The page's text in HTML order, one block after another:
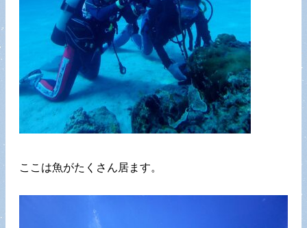
ここは魚がたくさん居ます。